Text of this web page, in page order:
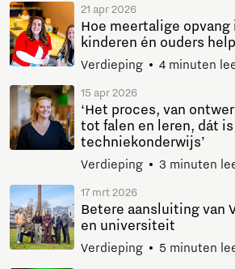
21 apr 2026
Hoe meertalige
kinderen én ouders
Verdieping 4 minuten
15 apr 2026
‘Het proces, van
tot falen en leren, dát is
techniekonderwijs’
Verdieping 3 minuten
17 mrt 2026
Betere aansluiting van
en universiteit
Verdieping 5 minuten